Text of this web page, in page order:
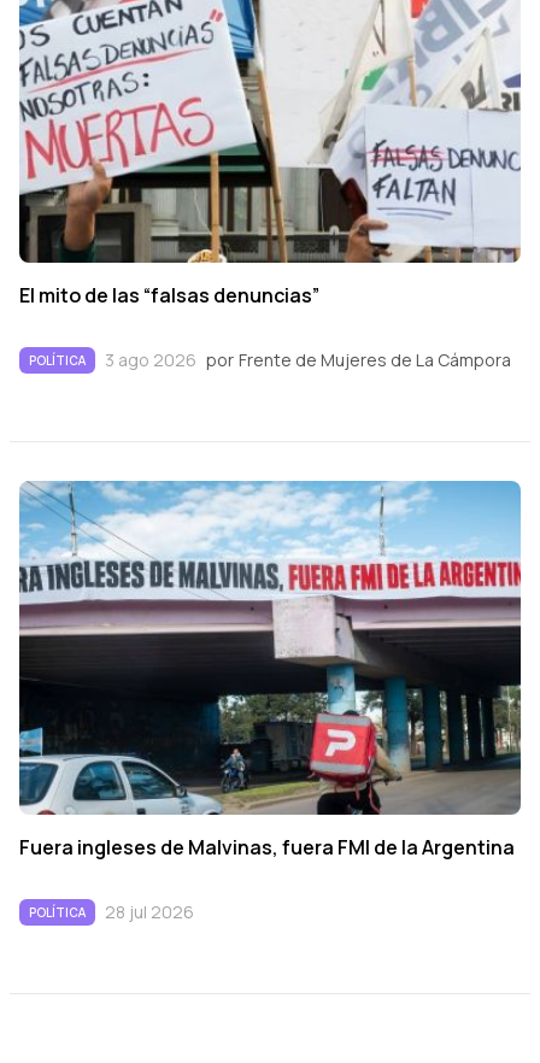
El mito de las “falsas denuncias”
POLÍTICA 3 ago 2026 por Frente de Mujeres de La Cámpora
Fuera ingleses de Malvinas, fuera FMI de la Argentina
POLÍTICA 28 jul 2026